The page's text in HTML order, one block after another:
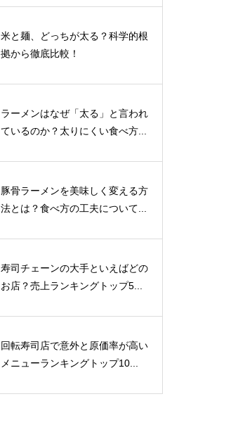
米と麺、どっちが太る？科学的根
拠から徹底比較！
ラーメンはなぜ「太る」と言われ
ているのか？太りにくい食べ方...
豚骨ラーメンを美味しく変える方
法とは？食べ方の工夫について...
寿司チェーンの大手といえばどの
お店？売上ランキングトップ5...
回転寿司店で意外と原価率が高い
メニューランキングトップ10...